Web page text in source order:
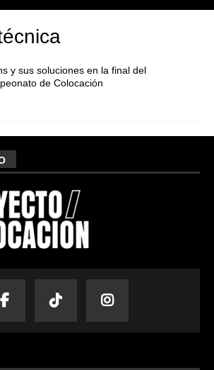
y sus soluciones en la final del
de Colocación